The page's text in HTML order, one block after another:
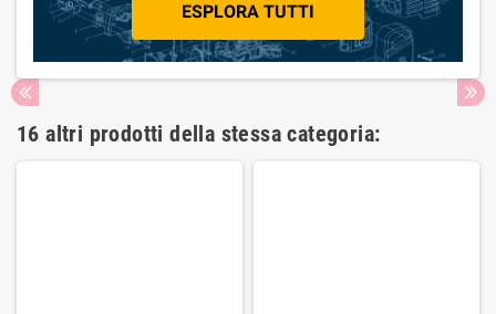
ESPLORA TUTTI
16 altri prodotti della stessa categoria: